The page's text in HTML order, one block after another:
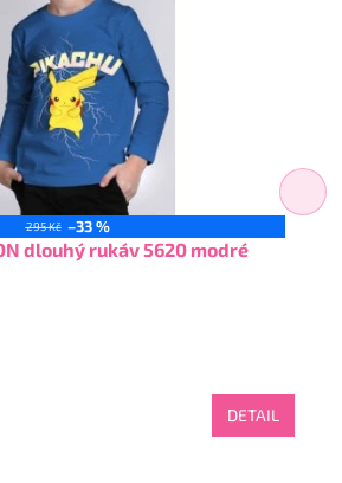
295 Kč –33 %
dlouhý rukáv 5620 modré
DETAIL